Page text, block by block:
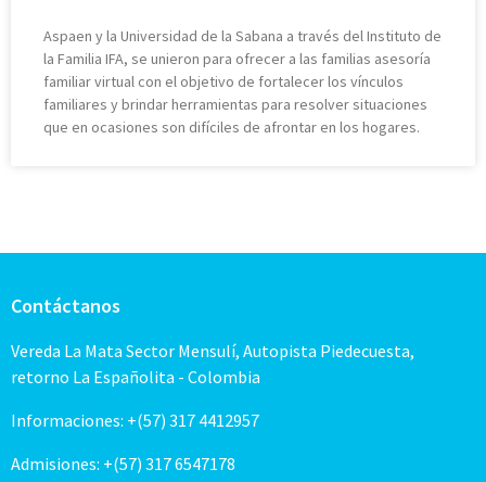
Aspaen y la Universidad de la Sabana a través del Instituto de
la Familia IFA, se unieron para ofrecer a las familias asesoría
familiar virtual con el objetivo de fortalecer los vínculos
familiares y brindar herramientas para resolver situaciones
que en ocasiones son difíciles de afrontar en los hogares.
Contáctanos
Vereda La Mata Sector Mensulí, Autopista Piedecuesta,
retorno La Españolita - Colombia
Informaciones: +(57) 317 4412957
Admisiones: +(57) 317 6547178